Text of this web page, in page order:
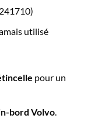
utilisé
pour un
bord Volvo.